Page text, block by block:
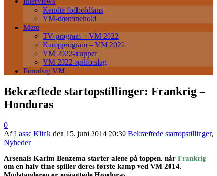
Kendte fodboldfans
VM-drømmehold
Mere
TV-program – VM 2022
Kampprogram – VM 2022
VM 2022-trupper
VM 2022-spilforslag
Forudsig VM
Bekræftede startopstillinger: Frankrig –
Honduras
0
AfLasse Klink den 15. juni 2014 20:30 Bekræftede startopstillinger,
Nyheder
Arsenals Karim Benzema starter alene på toppen, når Frankrig
om en halv time spiller deres første kamp ved VM 2014.